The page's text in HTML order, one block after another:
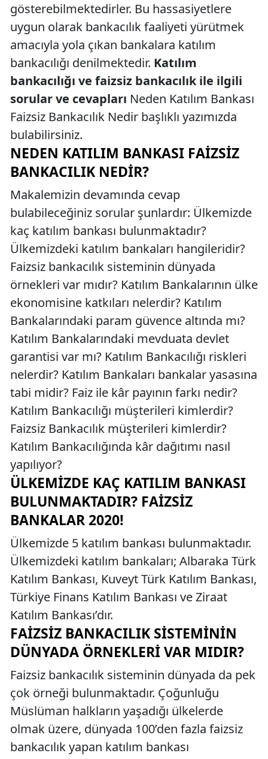
gösterebilmektedirler. Bu hassasiyetlere
uygun olarak bankacılık faaliyeti yürütmek
amacıyla yola çıkan bankalara katılım
bankacılığı denilmektedir. Katılım
bankacılığı ve faizsiz bankacılık ile ilgili
sorular ve cevapları Neden Katılım Bankası
Faizsiz Bankacılık Nedir başlıklı yazımızda
bulabilirsiniz.
NEDEN KATILIM BANKASI FAIZSIZ
BANKACILIK NEDIR?
Makalemizin devamında cevap
bulabileceğiniz sorular şunlardır: Ülkemizde
kaç katılım bankası bulunmaktadır?
Ülkemizdeki katılım bankaları hangileridir?
Faizsiz bankacılık sisteminin dünyada
örnekleri var mıdır? Katılım Bankalarının ülke
ekonomisine katkıları nelerdir? Katılım
Bankalarındaki param güvence altında mı?
Katılım Bankalarındaki mevduata devlet
garantisi var mı? Katılım Bankacılığı riskleri
nelerdir? Katılım Bankaları bankalar yasasına
tabi midir? Faiz ile kâr payının farkı nedir?
Katılım Bankacılığı müşterileri kimlerdir?
Faizsiz Bankacılık müşterileri kimlerdir?
Katılım Bankacılığında kâr dağıtımı nasıl
yapılıyor?
ÜLKEMIZDE KAÇ KATILIM BANKASI
BULUNMAKTADIR? FAIZSIZ
BANKALAR 2020!
Ülkemizde 5 katılım bankası bulunmaktadır.
Ülkemizdeki katılım bankaları; Albaraka Türk
Katılım Bankası, Kuveyt Türk Katılım Bankası,
Türkiye Finans Katılım Bankası ve Ziraat
Katılım Bankası’dır.
FAIZSIZ BANKACILIK SISTEMININ
DÜNYADA ÖRNEKLERI VAR MIDIR?
Faizsiz bankacılık sisteminin dünyada da pek
çok örneği bulunmaktadır. Çoğunluğu
Müslüman halkların yaşadığı ülkelerde
olmak üzere, dünyada 100’den fazla faizsiz
bankacılık yapan katılım bankası